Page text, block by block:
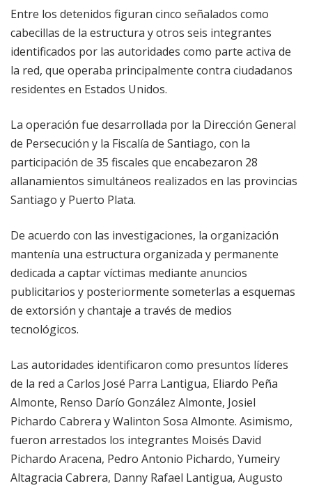
Entre los detenidos figuran cinco señalados como
cabecillas de la estructura y otros seis integrantes
identificados por las autoridades como parte activa de
la red, que operaba principalmente contra ciudadanos
residentes en Estados Unidos.
La operación fue desarrollada por la Dirección General
de Persecución y la Fiscalía de Santiago, con la
participación de 35 fiscales que encabezaron 28
allanamientos simultáneos realizados en las provincias
Santiago y Puerto Plata.
De acuerdo con las investigaciones, la organización
mantenía una estructura organizada y permanente
dedicada a captar víctimas mediante anuncios
publicitarios y posteriormente someterlas a esquemas
de extorsión y chantaje a través de medios
tecnológicos.
Las autoridades identificaron como presuntos líderes
de la red a Carlos José Parra Lantigua, Eliardo Peña
Almonte, Renso Darío González Almonte, Josiel
Pichardo Cabrera y Walinton Sosa Almonte. Asimismo,
fueron arrestados los integrantes Moisés David
Pichardo Aracena, Pedro Antonio Pichardo, Yumeiry
Altagracia Cabrera, Danny Rafael Lantigua, Augusto